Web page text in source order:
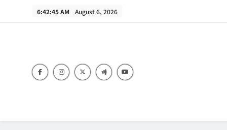
6:42:46 AM August 6, 2026